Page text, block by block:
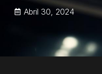
Abril 30, 2024